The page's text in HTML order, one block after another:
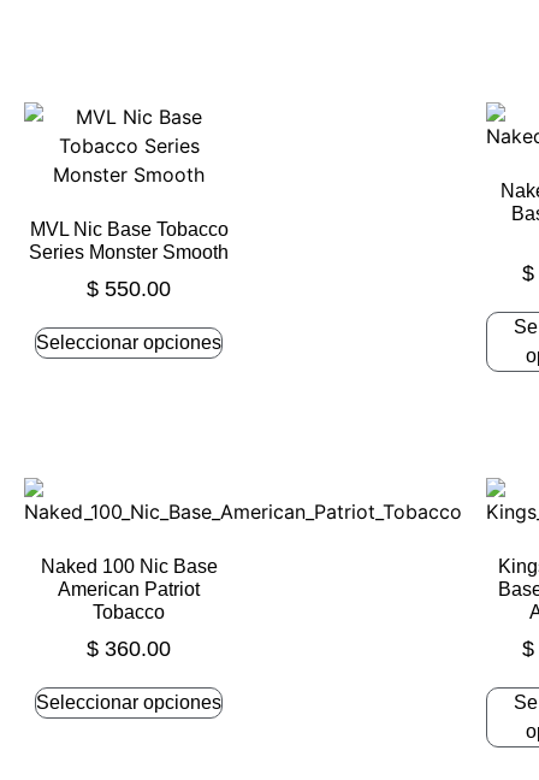
MVL Nic Base Tobacco
Series Monster Smooth
$ 550.00
Seleccionar opciones
$
Naked 100 Nic Base
American Patriot
Tobacco
$ 360.00
Seleccionar opciones
$